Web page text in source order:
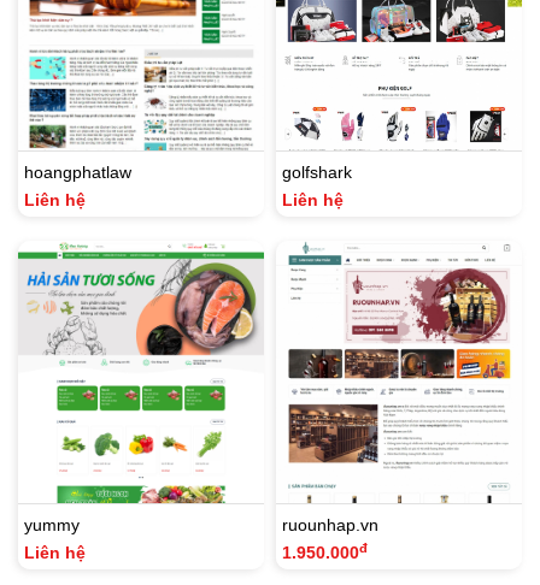
hoangphatlaw
Liên hệ
golfshark
Liên hệ
yummy
Liên hệ
ruounhap.vn
1.950.000đ